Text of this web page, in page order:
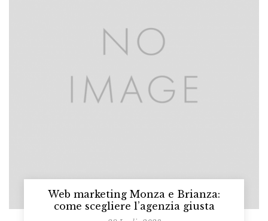
Web marketing Monza e Brianza:
come scegliere l’agenzia giusta